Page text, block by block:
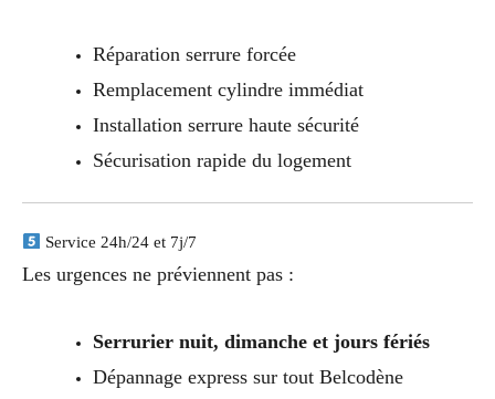
Réparation serrure forcée
Remplacement cylindre immédiat
Installation serrure haute sécurité
Sécurisation rapide du logement
Service 24h/24 et 7j/7
Les urgences ne préviennent pas :
Serrurier nuit, dimanche et jours fériés
Dépannage express sur tout Belcodène